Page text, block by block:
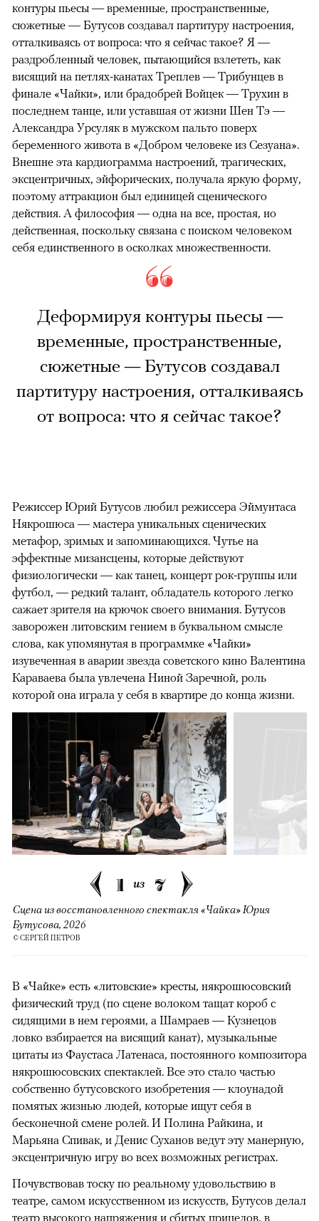
контуры пьесы — временные, пространственные,
сюжетные — Бутусов создавал партитуру настроения,
отталкиваясь от вопроса: что я сейчас такое? Я —
раздробленный человек, пытающийся взлететь, как
висящий на петлях-канатах Треплев — Трибунцев в
финале «Чайки», или брадобрей Войцек — Трухин в
последнем танце, или уставшая от жизни Шен Тэ —
Александра Урсуляк в мужском пальто поверх
беременного живота в «Добром человеке из Сезуана».
Внешне эта кардиограмма настроений, трагических,
эксцентричных, эйфорических, получала яркую форму,
поэтому аттракцион был единицей сценического
действия. А философия — одна на все, простая, но
действенная, поскольку связана с поиском человеком
себя единственного в осколках множественности.
Деформируя контуры пьесы —
временные, пространственные,
сюжетные — Бутусов создавал
партитуру настроения, отталкиваясь
от вопроса: что я сейчас такое?
Режиссер Юрий Бутусов любил режиссера Эймунтаса
Някрошюса — мастера уникальных сценических
метафор, зримых и запоминающихся. Чутье на
эффектные мизансцены, которые действуют
физиологически — как танец, концерт рок-группы или
футбол, — редкий талант, обладатель которого легко
сажает зрителя на крючок своего внимания. Бутусов
заворожен литовским гением в буквальном смысле
слова, как упомянутая в программке «Чайки»
изувеченная в аварии звезда советского кино Валентина
Караваева была увлечена Ниной Заречной, роль
которой она играла у себя в квартире до конца жизни.
1 из 7
Сцена из восстановленного спектакля «Чайка» Юрия
Бутусова, 2026
© СЕРГЕЙ ПЕТРОВ
В «Чайке» есть «литовские» кресты, някрошюсовский
физический труд (по сцене волоком тащат короб с
сидящими в нем героями, а Шамраев — Кузнецов
ловко взбирается на висящий канат), музыкальные
цитаты из Фаустаса Латенаса, постоянного композитора
някрошюсовских спектаклей. Все это стало частью
собственно бутусовского изобретения — клоунадой
помятых жизнью людей, которые ищут себя в
бесконечной смене ролей. И Полина Райкина, и
Марьяна Спивак, и Денис Суханов ведут эту манерную,
эксцентричную игру во всех возможных регистрах.
Почувствовав тоску по реальному удовольствию в
театре, самом искусственном из искусств, Бутусов делал
театр высокого напряжения и сбитых прицелов, в